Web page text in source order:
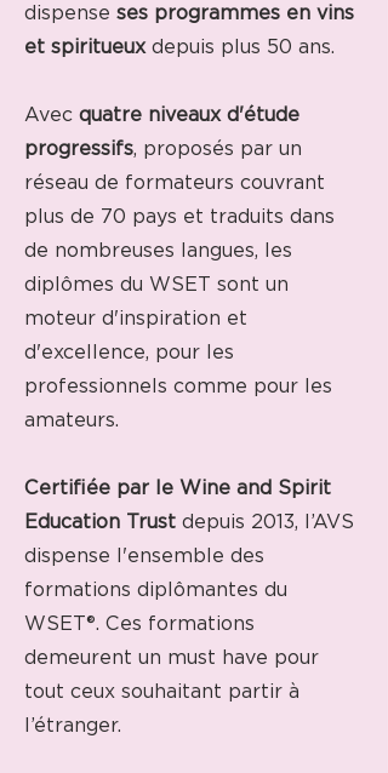
dispense ses programmes en vins
et spiritueuxdepuis plus 50 ans.
Avec quatre niveaux d'étude
progressifs, proposés par un
réseau de formateurs couvrant
plus de 70 pays et traduits dans
de nombreuses langues, les
diplômes du WSET sont un
moteur d'inspiration et
d'excellence, pour les
professionnels comme pour les
amateurs.
Certifiée par le Wine and Spirit
Education Trust depuis 2013, l’AVS
dispense l'ensemble des
formations diplômantes du
WSET®. Ces formations
demeurent un must have pour
tout ceux souhaitant partir à
l’étranger.